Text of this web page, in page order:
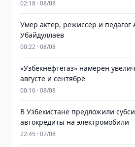
02:18 · 08/08
Умер актёр, режиссёр и педагог
Убайдуллаев
00:22 · 08/08
«Узбекнефтегаз» намерен
августе и сентябре
00:16 · 08/08
В Узбекистане предложили
автокредиты на электромобили
22:45 · 07/08